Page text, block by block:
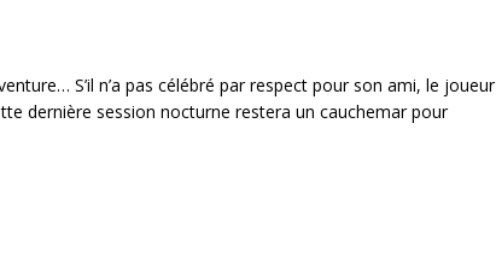
S’il n’a pas célébré par respect pour son ami, le joueur
dernière session nocturne restera un cauchemar pour